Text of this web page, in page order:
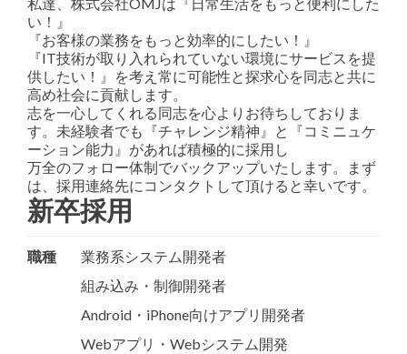
い！』
『お客様の業務をもっと効率的にしたい！』
『IT技術が取り入れられていない環境にサービスを提
供したい！』を考え常に可能性と探求心を同志と共に
高め社会に貢献します。
志を一心してくれる同志を心よりお待ちしておりま
す。未経験者でも『チャレンジ精神』と『コミニュケ
ーション能力』があれば積極的に採用し
万全のフォロー体制でバックアップいたします。まず
は、採用連絡先にコンタクトして頂けると幸いです。
新卒採用
職種
業務系システム開発者
組み込み・制御開発者
Android・iPhone向けアプリ開発者
Webアプリ・Webシステム開発